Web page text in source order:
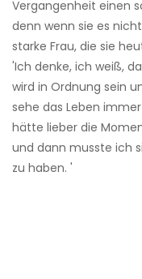
Vergangenheit einen
denn wenn sie es
starke Frau, die sie
'Ich denke, ich weiß,
wird in Ordnung sein
sehe das Leben
hätte lieber die
und dann musste ich
zu haben. '